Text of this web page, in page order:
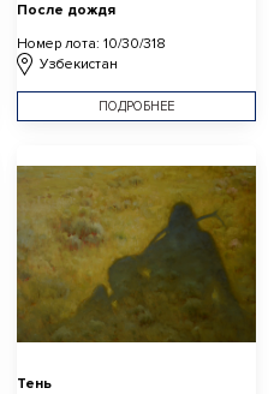
После дождя
Номер лота: 10/30/318
Узбекистан
ПОДРОБНЕЕ
Тень